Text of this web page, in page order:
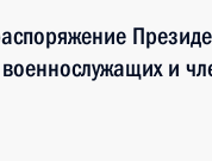
и